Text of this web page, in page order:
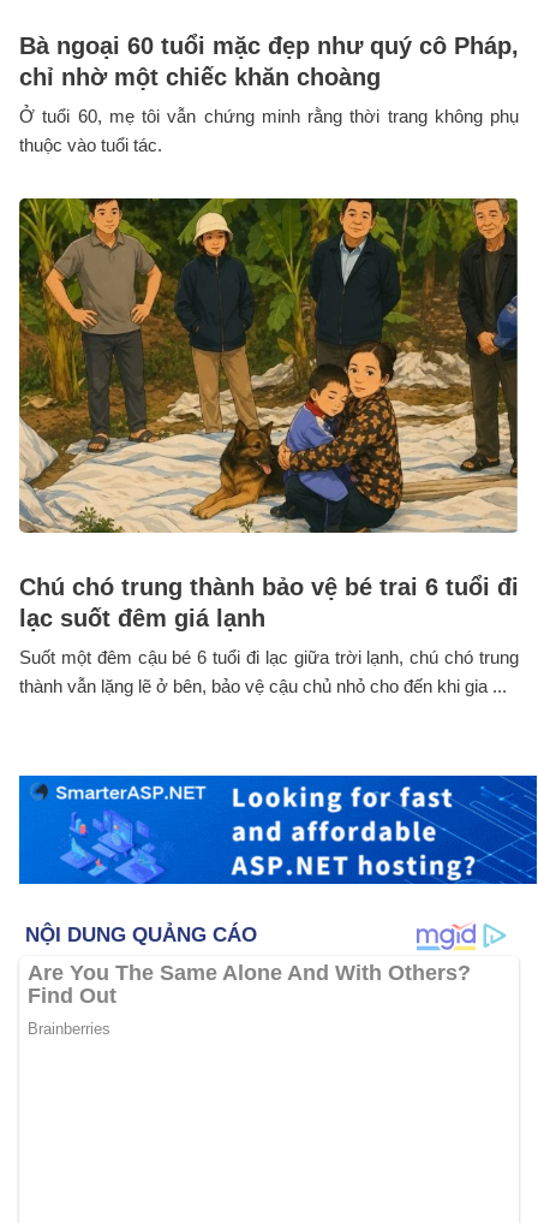
Bà ngoại 60 tuổi mặc đẹp như quý cô Pháp,
chỉ nhờ một chiếc khăn choàng
Ở tuổi 60, mẹ tôi vẫn chứng minh rằng thời trang không phụ
thuộc vào tuổi tác.
Chú chó trung thành bảo vệ bé trai 6 tuổi đi
lạc suốt đêm giá lạnh
Suốt một đêm cậu bé 6 tuổi đi lạc giữa trời lạnh, chú chó trung
thành vẫn lặng lẽ ở bên, bảo vệ cậu chủ nhỏ cho đến khi gia ...